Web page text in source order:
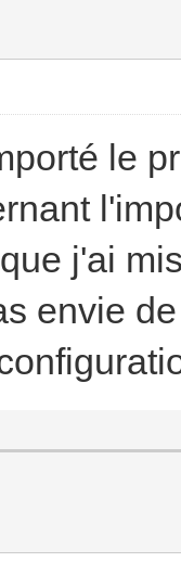
le
j'ai
envie